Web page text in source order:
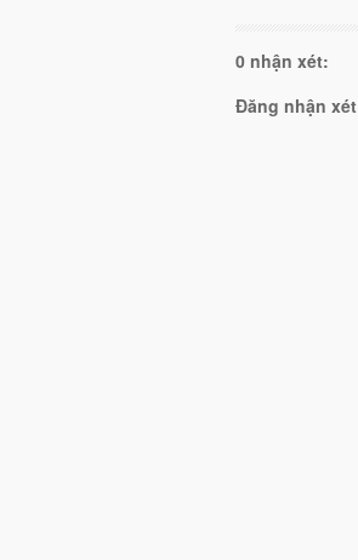
0 nhận xét:
Đăng nhận xét